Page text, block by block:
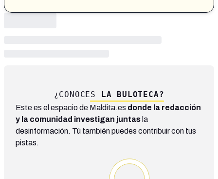
¿CONOCES LA BULOTECA?
Este es el espacio de Maldita.es donde la redacción
y la comunidad investigan juntas la
desinformación. Tú también puedes contribuir con tus
pistas.